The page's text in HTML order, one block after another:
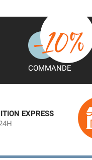
COMMANDE
EXPRESS